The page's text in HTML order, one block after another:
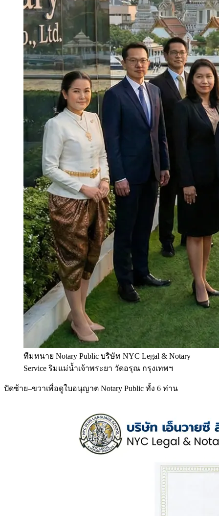
ทีมทนาย Notary Public บริษัท NYC Legal & Notary
Service ริมแม่น้ำเจ้าพระยา วัดอรุณ กรุงเทพฯ
ปัดซ้าย–ขวาเพื่อดูใบอนุญาต Notary Public ทั้ง 6 ท่าน